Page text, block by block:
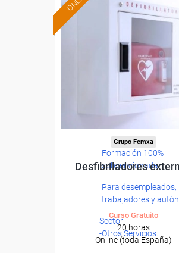
Formación 100%
subvencionada.
Para desempleados,
trabajadores y
Sector
-Otros Servicios.
Grupo Femxa
Desfibriladores
Curso Gratuito
20 horas
Online (toda España)